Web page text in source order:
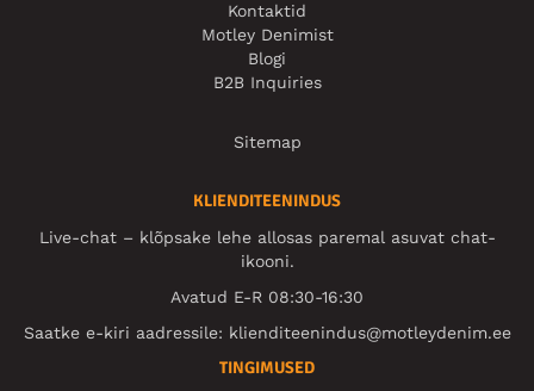
Kontaktid
Motley Denimist
Blogi
B2B Inquiries
Sitemap
KLIENDITEENINDUS
Live-chat – klõpsake lehe allosas paremal asuvat chat-
ikooni.
Avatud E-R 08:30-16:30
Saatke e-kiri aadressile: klienditeenindus@motleydenim.ee
TINGIMUSED